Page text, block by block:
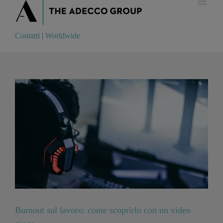
Contatti Worldwide
Contatti | Worldwide
Burnout sul lavoro: come scoprirlo con un video